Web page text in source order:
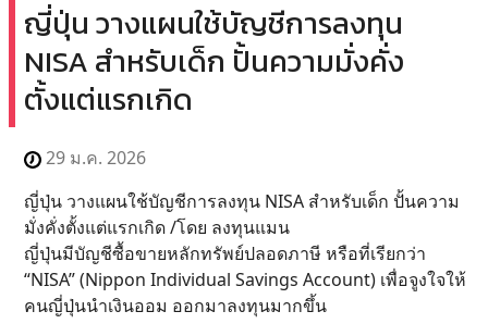
ญี่ปุ่น วางแผนใช้บัญชีการลงทุน
NISA สำหรับเด็ก ปั้นความมั่งคั่ง
ตั้งแต่แรกเกิด
29 ม.ค. 2026
ญี่ปุ่น วางแผนใช้บัญชีการลงทุน NISA สำหรับเด็ก ปั้นความ
มั่งคั่งตั้งแต่แรกเกิด /โดย ลงทุนแมน
ญี่ปุ่นมีบัญชีซื้อขายหลักทรัพย์ปลอดภาษี หรือที่เรียกว่า
“NISA” (Nippon Individual Savings Account) เพื่อจูงใจให้
คนญี่ปุ่นนำเงินออม ออกมาลงทุนมากขึ้น